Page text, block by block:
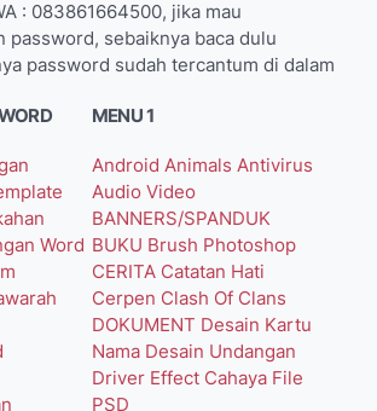
: 083861664500, jika mau
password, sebaiknya baca dulu
password sudah tercantum di dalam
Word
MENU 1
Android Animals Antivirus
Audio Video
BANNERS/SPANDUK
BUKU Brush Photoshop
CERITA Catatan Hati
Cerpen Clash Of Clans
DOKUMENT Desain Kartu
Nama Desain Undangan
Driver Effect Cahaya File
PSD